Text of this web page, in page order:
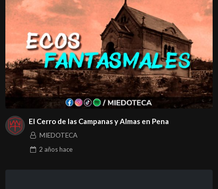
El Cerro de las Campanas y Almas en Pena
MIEDOTECA
2 añoshace